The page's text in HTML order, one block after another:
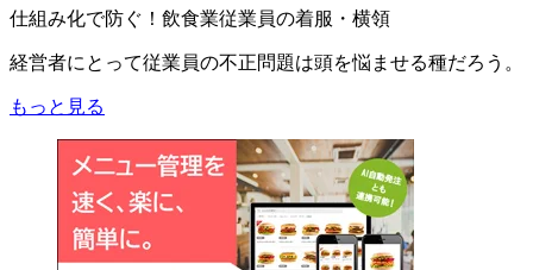
仕組み化で防ぐ！飲食業従業員の着服・横領
経営者にとって従業員の不正問題は頭を悩ませる種だろう。
もっと見る